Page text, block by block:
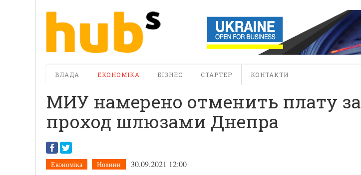
ВЛАДА ЕКОНОМІКА БІЗНЕС СТАРТЕР КОНТАКТИ
МИУ намерено отменить плату за
проход шлюзами Днепра
Економіка Новини 30.09.2021 12:00